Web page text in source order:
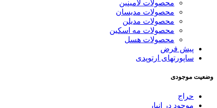
محصولات لامینین
محصولات مدیسان
محصولات مدیلن
محصولات مه اسکین
محصولات هسل
پیش فرض
ساپورتهای ارتوپدی
وضعیت موجودی
حراج
موجود در انبار